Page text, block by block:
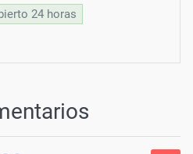
24 horas